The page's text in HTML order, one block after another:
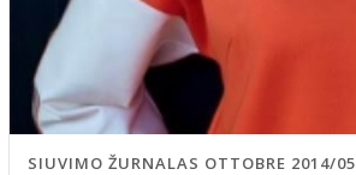
SIUVIMO ŽURNALAS OTTOBRE 2014/05